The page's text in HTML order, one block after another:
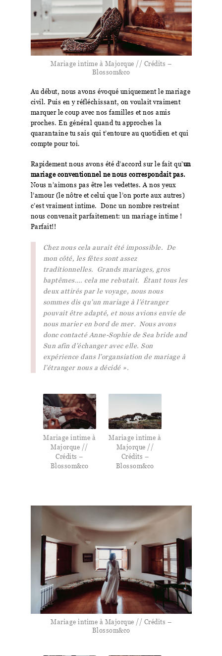
Mariage intime à Majorque // Crédits –
Blossom&co
Au début, nous avons évoqué uniquement le mariage
civil. Puis en y réfléchissant, on voulait vraiment
marquer le coup avec nos familles et nos amis
proches. En général quand tu approches la
quarantaine tu sais qui t’entoure au quotidien et qui
compte pour toi.
Rapidement nous avons été d’accord sur le fait qu’un
mariage conventionnel ne nous correspondait pas.
Nous n’aimons pas être les vedettes. A nos yeux
l’amour (le nôtre et celui que l’on porte aux autres)
c’est vraiment intime. Donc un nombre restreint
nous convenait parfaitement: un mariage intime !
Parfait!!
Chez nous cela aurait été impossible. De
mon côté, les fêtes sont assez
traditionnelles. Grands mariages, gros
baptêmes…. cela me rebutait. Étant tous les
deux attirés par le voyage, nous nous
sommes dis qu’un mariage à l’étranger
pouvait être adapté, et nous avions envie de
nous marier en bord de mer. Nous avons
donc contacté Anne-Sophie de Sea bride and
Sun afin d’échanger avec elle. Son
expérience dans l’organsiation de mariage à
l’étranger nous a décidé ».
Mariage intime à
Majorque //
Crédits –
Blossom&co
Mariage intime à
Majorque //
Crédits –
Blossom&co
Mariage intime à Majorque // Crédits –
Blossom&co